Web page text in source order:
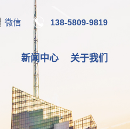
微信 138-5809-9819
新闻中心 关于我们